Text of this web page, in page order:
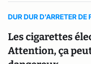
DUR DUR D'ARRETER DE
Les cigarettes
Attention, ça